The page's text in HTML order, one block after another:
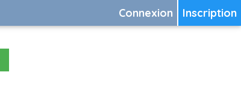
Inscription
Connexion